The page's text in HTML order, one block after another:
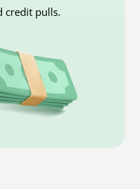
credit pulls.